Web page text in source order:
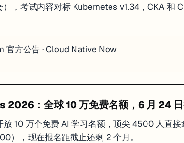
搜「AI-103 beta」报名 Beta 考试，趁 80% 折扣
scholarships/aws-ai-ml-scholars 申请，10 小时刷完
，考试内容对标 Kubernetes v1.34，CKA 和
官方公告 ·Cloud Native Now
2026：全球 10 万免费名额，6 月 24
放 10 万个免费 AI 学习名额，顶尖 4500 人直接
），现在报名距截止还剩 2 个月。